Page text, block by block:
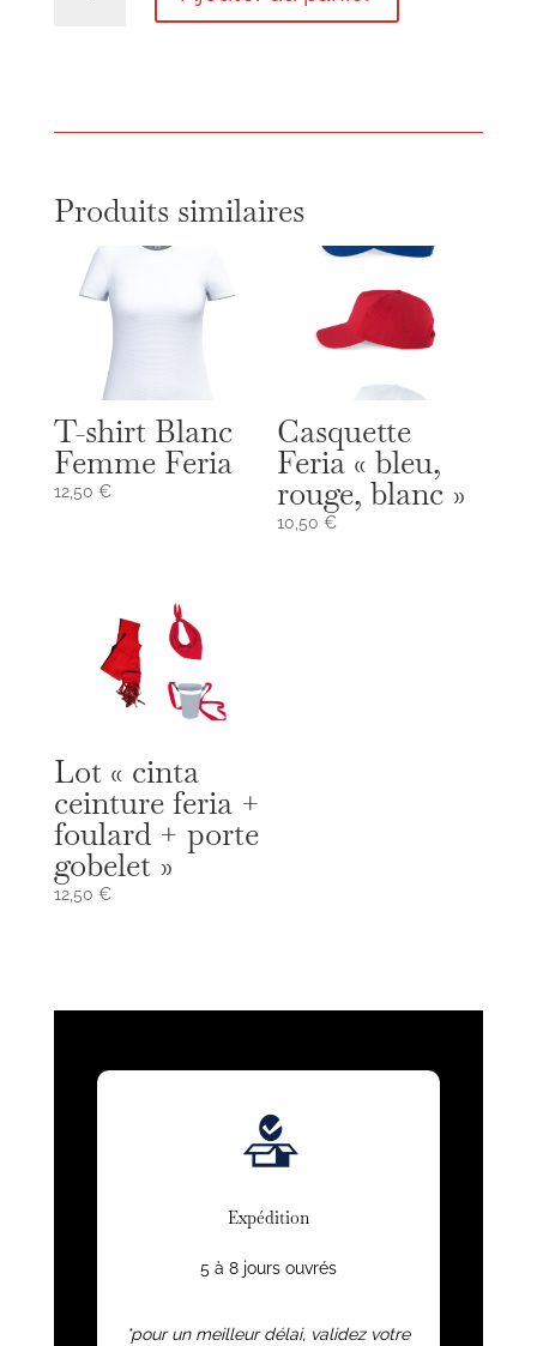
Produits similaires
T-shirt Blanc
Femme Feria
12,50 €
Casquette
Feria « bleu,
rouge, blanc »
10,50€
Lot « cinta
ceinture feria +
foulard + porte
gobelet »
12,50 €
Expédition
5 à 8 jours ouvrés
*pour un meilleur délai, validez votre